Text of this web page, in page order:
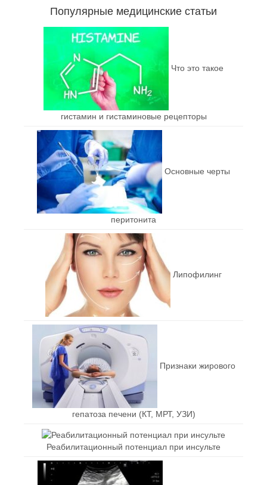
Популярные медицинские статьи
Что это такое
гистамин и гистаминовые рецепторы
Основные черты
перитонита
Липофилинг
Признаки жирового
гепатоза печени (КТ, МРТ, УЗИ)
Реабилитационный потенциал при инсульте